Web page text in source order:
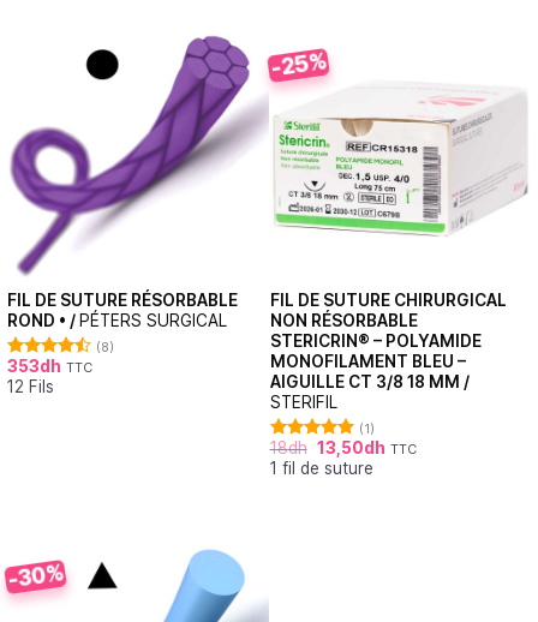
FIL DE SUTURE RÉSORBABLE
ROND • / PÉTERS SURGICAL
Note4.50
sur 5
(8)
353dh TTC
12 Fils
-25%
FIL DE SUTURE CHIRURGICAL
NON RÉSORBABLE
STERICRIN® – POLYAMIDE
MONOFILAMENT BLEU –
AIGUILLE CT 3/8 18 MM /
STERIFIL
Note
5.00
sur 5
(1)
18dh 13,50dh TTC
1 fil de suture
-30%